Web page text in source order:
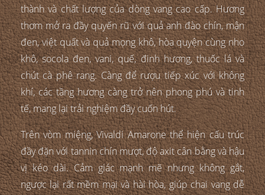
thành và chất lượng của dòng vang cao cấp. Hương
thơm mở ra đầy quyến rũ với quả anh đào chín, mận
đen, việt quất và quả mọng khô, hòa quyện cùng nho
khô, socola đen, vani, quế, đinh hương, thuốc lá và
chút cà phê rang. Càng để rượu tiếp xúc với không
khí, các tầng hương càng trở nên phong phú và tinh
tế, mang lại trải nghiệm đầy cuốn hút.
Trên vòm miệng, Vivaldi Amarone thể hiện cấu trúc
đầy đặn với tannin chín mượt, độ axit cân bằng và hậu
vị kéo dài. Cảm giác mạnh mẽ nhưng không gắt,
ngược lại rất mềm mại và hài hòa, giúp chai vang dễ